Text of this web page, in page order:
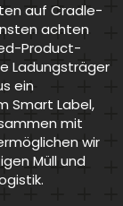
auf Cradle-
achten
Product-
Ladungsträger
ein
Smart Label,
mit
wir
Müll und